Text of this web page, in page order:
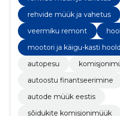
rehvide müük ja vahetus
veermiku remont
mootori ja käigu-kasti
autopesu
autoostu finantseerimine
autode müük eestis
sõidukite komisjonimüük